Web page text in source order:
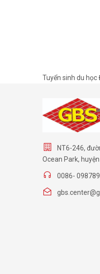
Tuyển sinh du học
NT6-246,
Ocean Park,
0086-